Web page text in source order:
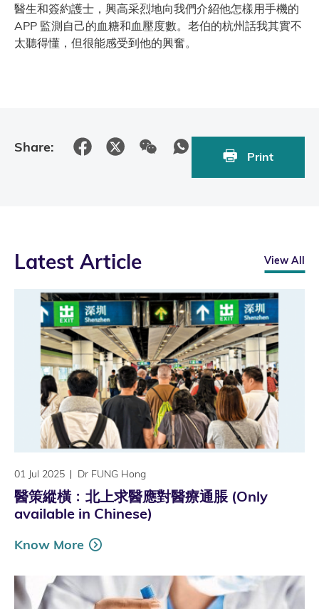
醫生和簽約護士，興高采烈地向我們介紹他怎樣用手機的
APP 監測自己的血糖和血壓度數。老伯的杭州話我其實不
太聽得懂，但很能感受到他的興奮。
Share:
Print
Latest Article View All
01 Jul 2025 Dr FUNG Hong
醫策縱橫﹕北上求醫應對醫療通脹 (Only
available in Chinese)
Know More